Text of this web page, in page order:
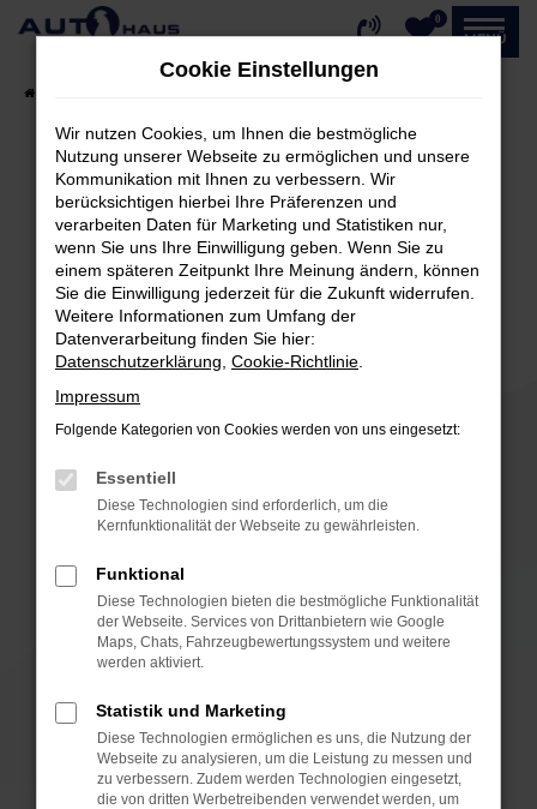
Zum
0
MENÜ
Fehler: Network Error
Beim Laden ist ein Fehler aufgetreten.
Hier sind ein paar Tipps, die dir helfen können:
Überprüfe deine Firewall und deine
Internetverbindung.
Laden andere Webseiten, zum Beispiel deine
Suchmaschine?
Prüfe deine Browsererweiterungen.
können das Laden bestimmter Seiten
verhindern. Funktioniert die Seite in einem
anderen Browser oder in einem privaten
Fenster?
Starte dein Gerät neu.
Das kann manchmal helfen, vorübergehende
Probleme zu beheben.
Betriebssystem auf dem neuesten Stand
sind.
Veraltete Software birgt nicht nur ein
Sicherheitsrisiko, sondern kann auch dazu
Cookie Einstellungen
Wir nutzen Cookies, um Ihnen die bestmögliche
Nutzung unserer Webseite zu ermöglichen und unsere
Kommunikation mit Ihnen zu verbessern. Wir
berücksichtigen hierbei Ihre Präferenzen und
verarbeiten Daten für Marketing und Statistiken nur,
wenn Sie uns Ihre Einwilligung geben. Wenn Sie zu
einem späteren Zeitpunkt Ihre Meinung ändern, können
Sie die Einwilligung jederzeit für die Zukunft widerrufen.
Weitere Informationen zum Umfang der
Datenverarbeitung finden Sie hier:
Datenschutzerklärung Cookie-Richtlinie
Impressum
Folgende Kategorien von Cookies werden von uns eingesetzt:
Essentiell
Diese Technologien sind erforderlich, um die
Kernfunktionalität der Webseite zu gewährleisten.
Funktional
Diese Technologien bieten die bestmögliche Funktionalität
der Webseite. Services von Drittanbietern wie Google
Maps, Chats, Fahrzeugbewertungssystem und weitere
werden aktiviert.
Statistik und Marketing
Diese Technologien ermöglichen es uns, die Nutzung der
Webseite zu analysieren, um die Leistung zu messen und
zu verbessern. Zudem werden Technologien eingesetzt,
die von dritten Werbetreibenden verwendet werden, um